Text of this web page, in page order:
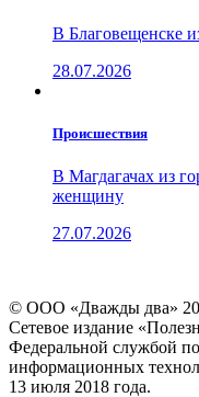
В Благовещенске
28.07.2026
Проиcшествия
В Магдагачах из
женщину
27.07.2026
© ООО «Дважды два»
Сетевое издание
Федеральной службой
информационных
13 июля 2018 года.